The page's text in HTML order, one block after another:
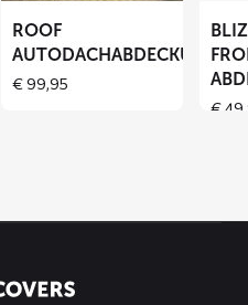
ROOF
AUTODACHABDECKUNG
€99,95
€